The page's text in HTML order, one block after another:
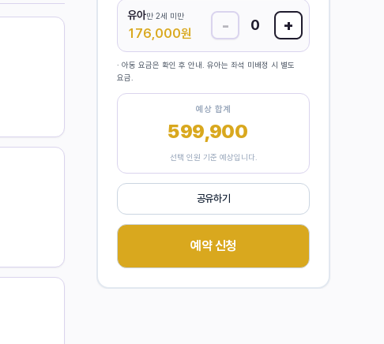
유아만 2세 미만
176,000원 - 0 +
· 아동 요금은 확인 후 안내. 유아는 좌석 미배정 시 별도
요금.
예상 합계
599,900
선택 인원 기준 예상입니다.
공유하기
예약 신청